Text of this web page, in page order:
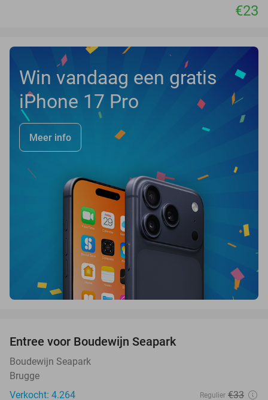
€23
Win vandaag een gratis
iPhone 17 Pro
Meer info
Entree voor Boudewijn Seapark
Boudewijn Seapark
Brugge
Verkocht: 4.264
Regulier €33